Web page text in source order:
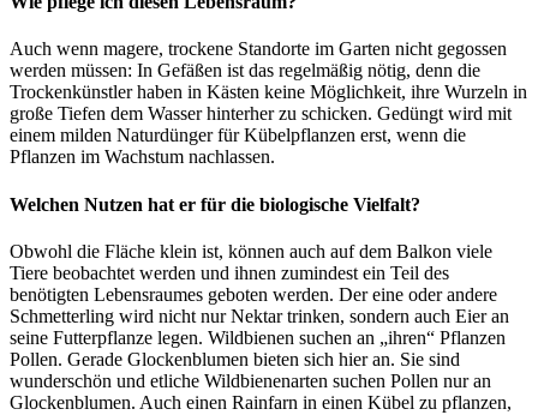
Auch wenn magere, trockene Standorte im Garten nicht gegossen
werden müssen: In Gefäßen ist das regelmäßig nötig, denn die
Trockenkünstler haben in Kästen keine Möglichkeit, ihre Wurzeln in
große Tiefen dem Wasser hinterher zu schicken. Gedüngt wird mit
einem milden Naturdünger für Kübelpflanzen erst, wenn die
Pflanzen im Wachstum nachlassen.
Welchen Nutzen hat er für die biologische Vielfalt?
Obwohl die Fläche klein ist, können auch auf dem Balkon viele
Tiere beobachtet werden und ihnen zumindest ein Teil des
benötigten Lebensraumes geboten werden. Der eine oder andere
Schmetterling wird nicht nur Nektar trinken, sondern auch Eier an
seine Futterpflanze legen. Wildbienen suchen an „ihren“ Pflanzen
Pollen. Gerade Glockenblumen bieten sich hier an. Sie sind
wunderschön und etliche Wildbienenarten suchen Pollen nur an
Glockenblumen. Auch einen Rainfarn in einen Kübel zu pflanzen,